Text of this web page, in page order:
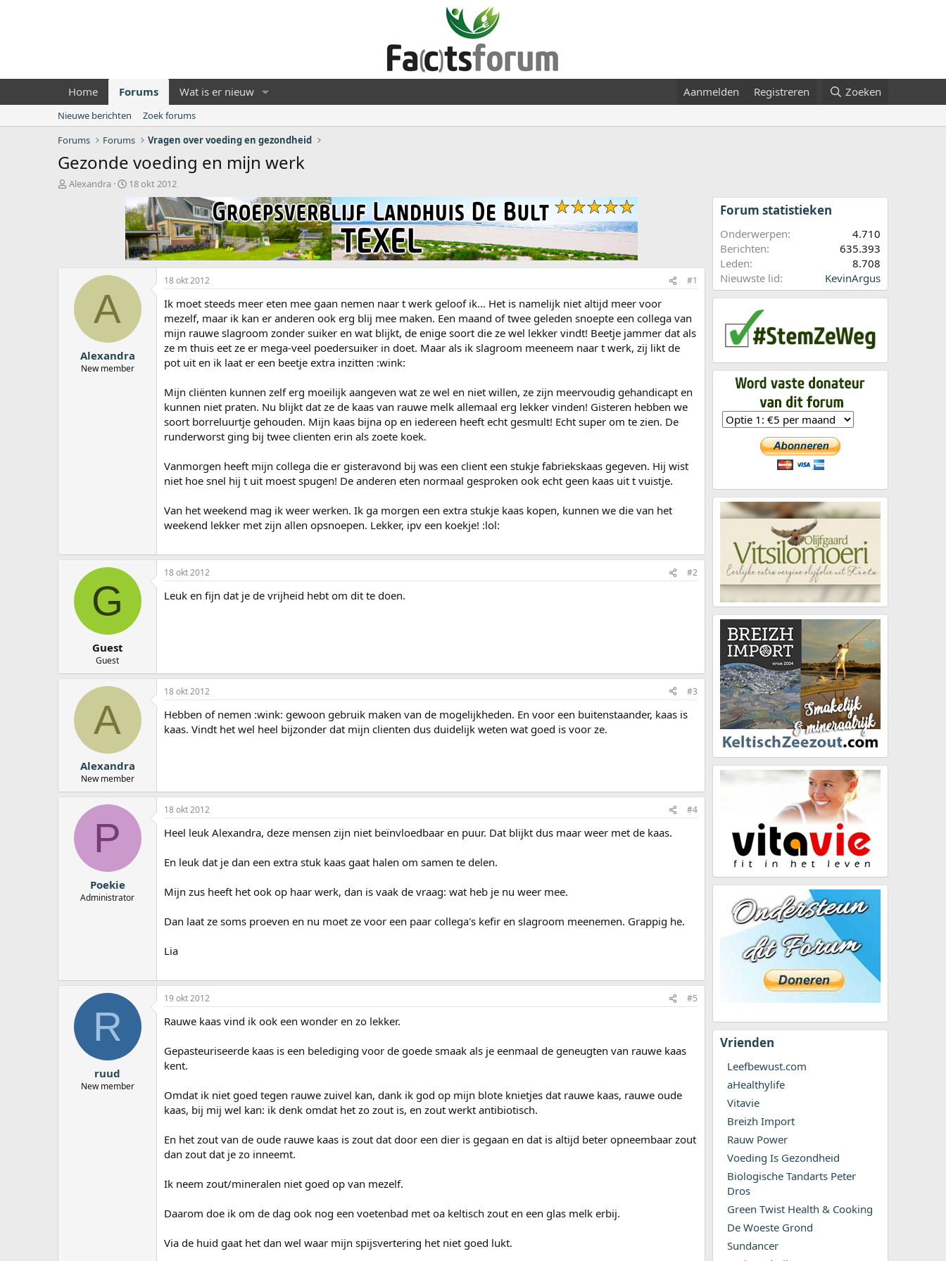
Home Forums Wat is er nieuw Aanmelden Registreren Zoeken
Nieuwe berichten
Zoek forums
Forums
Forums Vragen over voeding en gezondheid
Gezonde voeding en mijn werk
O
Alexandra
S
a
r
t
d
a
u
18 okt 2012
A
Alexandra
New member
18 okt 2012 #1
Ik moet steeds meer eten mee gaan nemen naar t werk geloof ik... Het is namelijk niet altijd meer voor
mezelf, maar ik kan er anderen ook erg blij mee maken. Een maand of twee geleden snoepte een collega van
mijn rauwe slagroom zonder suiker en wat blijkt, de enige soort die ze wel lekker vindt! Beetje jammer dat als
ze m thuis eet ze er mega-veel poedersuiker in doet. Maar als ik slagroom meeneem naar t werk, zij likt de
pot uit en ik laat er een beetje extra inzitten :wink:
Mijn cliënten kunnen zelf erg moeilijk aangeven wat ze wel en niet willen, ze zijn meervoudig gehandicapt en
kunnen niet praten. Nu blijkt dat ze de kaas van rauwe melk allemaal erg lekker vinden! Gisteren hebben we
soort borreluurtje gehouden. Mijn kaas bijna op en iedereen heeft echt gesmult! Echt super om te zien. De
runderworst ging bij twee clienten erin als zoete koek.
Vanmorgen heeft mijn collega die er gisteravond bij was een client een stukje fabriekskaas gegeven. Hij wist
niet hoe snel hij t uit moest spugen! De anderen eten normaal gesproken ook echt geen kaas uit t vuistje.
Van het weekend mag ik weer werken. Ik ga morgen een extra stukje kaas kopen, kunnen we die van het
weekend lekker met zijn allen opsnoepen. Lekker, ipv een koekje! :lol:
G
Guest
Guest
18 okt 2012 #2
Leuk en fijn dat je de vrijheid hebt om dit te doen.
A
Alexandra
New member
18 okt 2012 #3
Hebben of nemen :wink: gewoon gebruik maken van de mogelijkheden. En voor een buitenstaander, kaas is
kaas. Vindt het wel heel bijzonder dat mijn clienten dus duidelijk weten wat goed is voor ze.
P
Poekie
Administrator
18 okt 2012 #4
Heel leuk Alexandra, deze mensen zijn niet beïnvloedbaar en puur. Dat blijkt dus maar weer met de kaas.
En leuk dat je dan een extra stuk kaas gaat halen om samen te delen.
Mijn zus heeft het ook op haar werk, dan is vaak de vraag: wat heb je nu weer mee.
Dan laat ze soms proeven en nu moet ze voor een paar collega's kefir en slagroom meenemen. Grappig he.
Lia
R
ruud
New member
19 okt 2012 #5
Rauwe kaas vind ik ook een wonder en zo lekker.
Gepasteuriseerde kaas is een belediging voor de goede smaak als je eenmaal de geneugten van rauwe kaas
kent.
Omdat ik niet goed tegen rauwe zuivel kan, dank ik god op mijn blote knietjes dat rauwe kaas, rauwe oude
kaas, bij mij wel kan: ik denk omdat het zo zout is, en zout werkt antibiotisch.
En het zout van de oude rauwe kaas is zout dat door een dier is gegaan en dat is altijd beter opneembaar zout
dan zout dat je zo inneemt.
Ik neem zout/mineralen niet goed op van mezelf.
Daarom doe ik om de dag ook nog een voetenbad met oa keltisch zout en een glas melk erbij.
Via de huid gaat het dan wel waar mijn spijsvertering het niet goed lukt.
Forum statistieken
Onderwerpen
4.710
Berichten
635.393
Leden
8.708
Nieuwste lid
KevinArgus
Vrienden
Leefbewust.com
aHealthylife
Vitavie
Breizh Import
Rauw Power
Voeding Is Gezondheid
Biologische Tandarts Peter
Dros
Green Twist Health & Cooking
De Woeste Grond
Sundancer